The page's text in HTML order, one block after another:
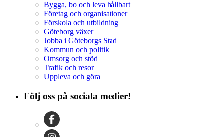
Bygga, bo och leva hållbart
Företag och organisationer
Förskola och utbildning
Göteborg växer
Jobba i Göteborgs Stad
Kommun och politik
Omsorg och stöd
Trafik och resor
Uppleva och göra
Följ oss på sociala medier!